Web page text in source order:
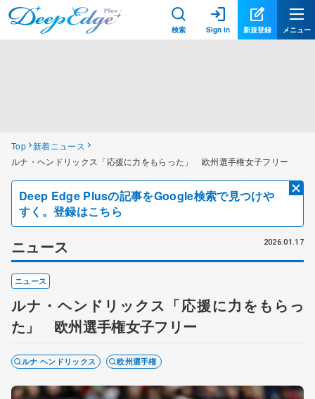
検索 Sign in 新規登録 メニュー
Top 新着ニュース
ルナ・ヘンドリックス「応援に力をもらった」 欧州選手権女子フリー
Deep Edge Plusの記事をGoogle検索で見つけや
すく。登録はこちら
ニュース 2026.01.17
ニュース
ルナ・ヘンドリックス「応援に力をもらっ
た」 欧州選手権女子フリー
ルナ ヘンドリックス 欧州選手権